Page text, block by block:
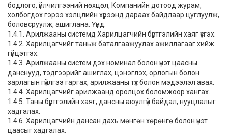
бодлого, үйлчилгээний нөхцөл, Компанийн дотоод журам,
холбогдох гэрээ хэлцлийн хүрээнд дараах байдлаар цуглуулж,
боловсруулж, ашиглана. Үүнд:
1.4.1. Арилжааны системд Харилцагчийн бүртгэлийн хаяг үүсгэх.
1.4.2. Харилцагчийг таньж баталгаажуулах ажиллагааг хийж
гүйцэтгэх.
1.4.3. Арилжааны систем дэх номинал болон үнэт цаасны
данснууд, тэдгээрийг ашиглах, цэнэглэх, орлогын болон
зарлагын гүйлгээ гаргах, арилжааны түүх болон мэдээлэл авах.
1.4.4. Харилцагчийг арилжаанд оролцох боломжоор хангах.
1.4.5. Таны бүртгэлийн хаяг, дансны аюулгүй байдал, нууцлалыг
хадгалах.
1.4.6. Харилцагчийн дансан дахь мөнгөн хөрөнгө болон үнэт
цаасыг хадгалах.